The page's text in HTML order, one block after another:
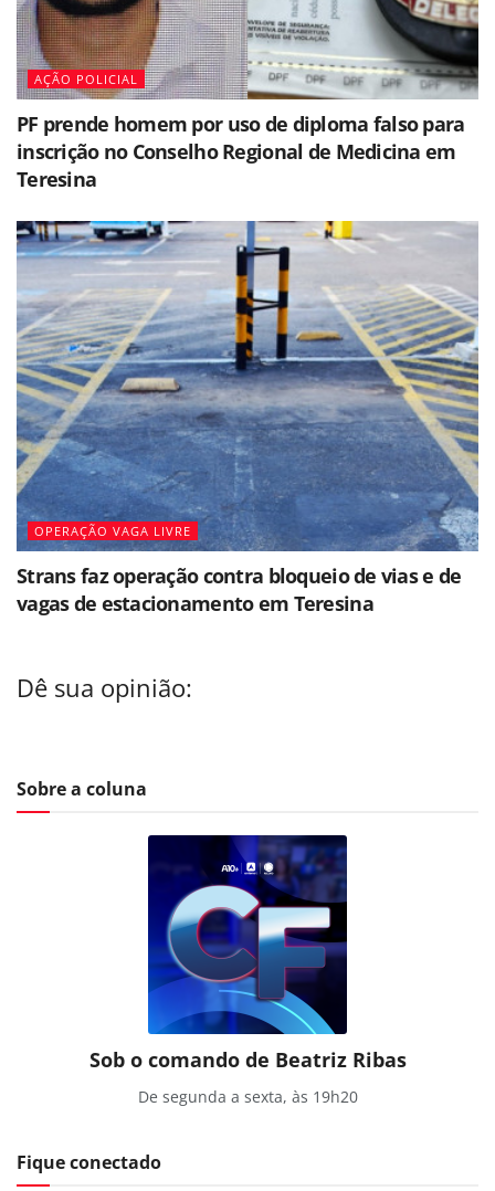
AÇÃO POLICIAL
PF prende homem por uso de diploma falso para
inscrição no Conselho Regional de Medicina em
Teresina
OPERAÇÃO VAGA LIVRE
Strans faz operação contra bloqueio de vias e de
vagas de estacionamento em Teresina
Dê sua opinião:
Sobre a coluna
Sob o comando de Beatriz Ribas
De segunda a sexta, às 19h20
Fique conectado